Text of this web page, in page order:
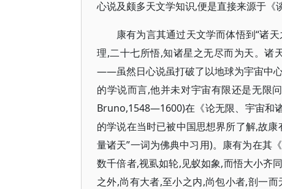
心说及颇多天文学知识,便是直接来源于《
康有为言其通过天文学而体悟到“诸
理,二十七所悟,知诸星之无尽而为天。诸
——虽然日心说虽打破了以地球为宇宙中
的学说而言,他并未对宇宙有限还是无限
Bruno,1548—1600)在《论无限、宇宙和
的学说在当时已被中国思想界所了解,故
量诸天”一词为佛典中习用)。康有为在其
数千倍者,视虱如轮,见蚁如象,而悟大小齐
之外,尚有大者,至小之内,尚包小者,剖一